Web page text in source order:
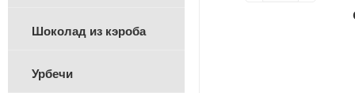
Шоколад из кэроба
Урбечи